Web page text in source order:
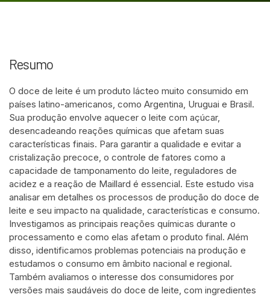
Resumo
O doce de leite é um produto lácteo muito consumido em
países latino-americanos, como Argentina, Uruguai e Brasil.
Sua produção envolve aquecer o leite com açúcar,
desencadeando reações químicas que afetam suas
características finais. Para garantir a qualidade e evitar a
cristalização precoce, o controle de fatores como a
capacidade de tamponamento do leite, reguladores de
acidez e a reação de Maillard é essencial. Este estudo visa
analisar em detalhes os processos de produção do doce de
leite e seu impacto na qualidade, características e consumo.
Investigamos as principais reações químicas durante o
processamento e como elas afetam o produto final. Além
disso, identificamos problemas potenciais na produção e
estudamos o consumo em âmbito nacional e regional.
Também avaliamos o interesse dos consumidores por
versões mais saudáveis do doce de leite, com ingredientes